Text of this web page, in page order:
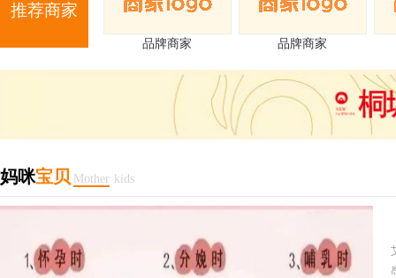
渤海湾出产的对虾，在国际上享有盛誉，被称为“东方对虾”“中国
对虾”，个大肉肥，味 ...
[详细]
推荐商家
品牌商家 品牌商家
妈咪宝贝 Mother kids